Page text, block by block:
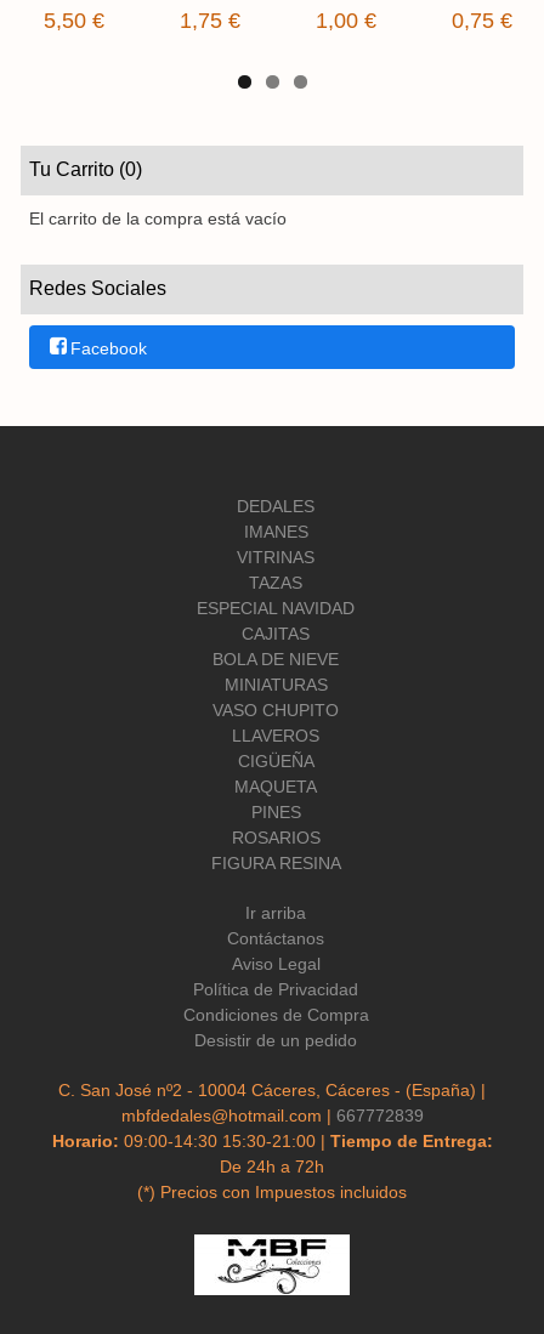
Tu Carrito (0)
El carrito de la compra está vacío
Redes Sociales
Facebook
5,50 € 1,75 € 1,00 € 0,75 €
DEDALES
IMANES
VITRINAS
TAZAS
ESPECIAL NAVIDAD
CAJITAS
BOLA DE NIEVE
MINIATURAS
VASO CHUPITO
LLAVEROS
CIGÜEÑA
MAQUETA
PINES
ROSARIOS
FIGURA RESINA
Ir arriba
Contáctanos
Aviso Legal
Política de Privacidad
Condiciones de Compra
Desistir de un pedido
C. San José nº2 - 10004 Cáceres, Cáceres - (España) |
mbfdedales@hotmail.com | 667772839
Horario: 09:00-14:30 15:30-21:00 | Tiempo de Entrega:
De 24h a 72h
(*) Precios con Impuestos incluidos